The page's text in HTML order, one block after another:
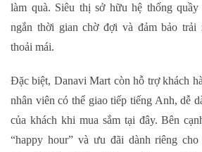
làm quà. Siêu thị sở hữu hệ thống
ngắn thời gian chờ đợi và đảm bảo trải
thoải mái.
Đặc biệt, Danavi Mart còn hỗ trợ khách
nhân viên có thể giao tiếp tiếng Anh, dễ
của khách khi mua sắm tại đây. Bên
“happy hour” và ưu đãi dành riêng